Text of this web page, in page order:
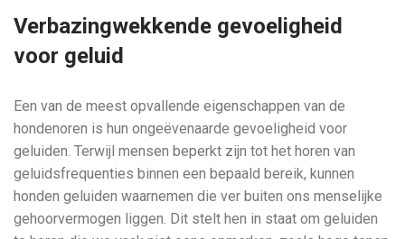
Verbazingwekkende gevoeligheid
voor geluid
Een van de meest opvallende eigenschappen van de
hondenoren is hun ongeëvenaarde gevoeligheid voor
geluiden. Terwijl mensen beperkt zijn tot het horen van
geluidsfrequenties binnen een bepaald bereik, kunnen
honden geluiden waarnemen die ver buiten ons menselijke
gehoorvermogen liggen. Dit stelt hen in staat om geluiden